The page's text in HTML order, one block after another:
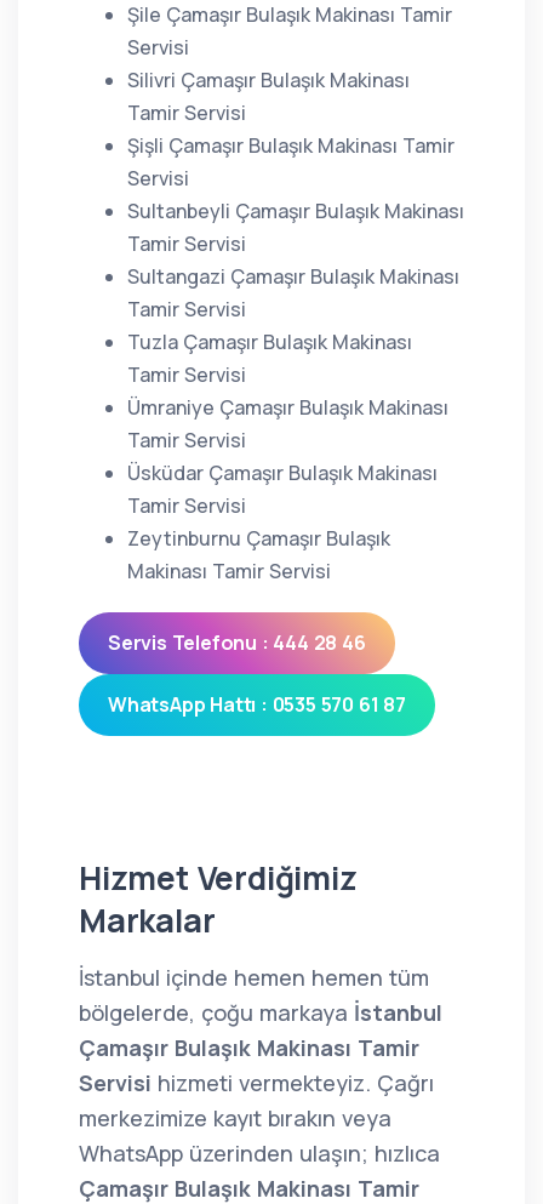
Şile Çamaşır Bulaşık Makinası Tamir
Servisi
Silivri Çamaşır Bulaşık Makinası
Tamir Servisi
Şişli Çamaşır Bulaşık Makinası Tamir
Servisi
Sultanbeyli Çamaşır Bulaşık Makinası
Tamir Servisi
Sultangazi Çamaşır Bulaşık Makinası
Tamir Servisi
Tuzla Çamaşır Bulaşık Makinası
Tamir Servisi
Ümraniye Çamaşır Bulaşık Makinası
Tamir Servisi
Üsküdar Çamaşır Bulaşık Makinası
Tamir Servisi
Zeytinburnu Çamaşır Bulaşık
Makinası Tamir Servisi
Servis Telefonu : 444 28 46
WhatsApp Hattı : 0535 570 61 87
Hizmet Verdiğimiz
Markalar
İstanbul içinde hemen hemen tüm
bölgelerde, çoğu markaya İstanbul
Çamaşır Bulaşık Makinası Tamir
Servisi hizmeti vermekteyiz. Çağrı
merkezimize kayıt bırakın veya
WhatsApp üzerinden ulaşın; hızlıca
Çamaşır Bulaşık Makinası Tamir